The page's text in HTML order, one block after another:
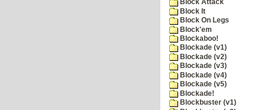
Block Attack
Block It
Block On Legs
Block'em
Blockaboo!
Blockade (v1)
Blockade (v2)
Blockade (v3)
Blockade (v4)
Blockade (v5)
Blockade!
Blockbuster (v1)